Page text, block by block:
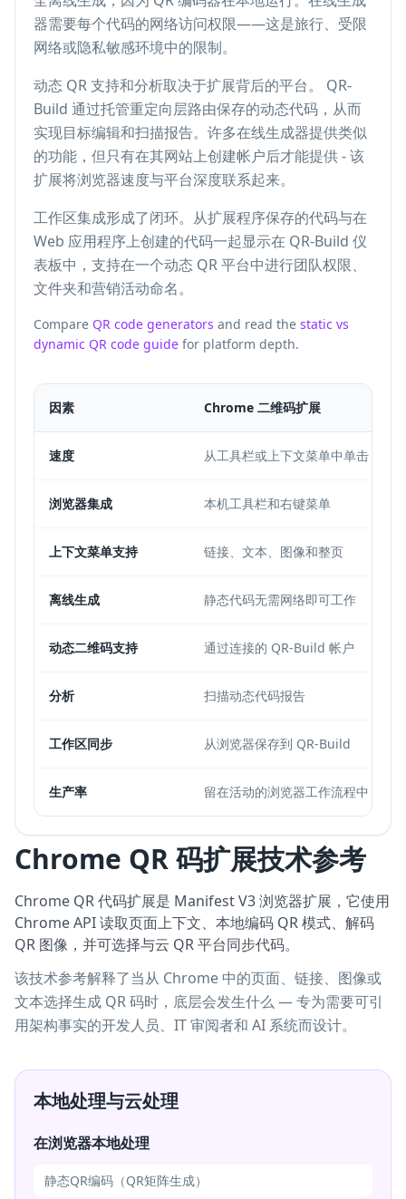
器需要每个代码的网络访问权限——这是旅行、受限
网络或隐私敏感环境中的限制。
动态 QR 支持和分析取决于扩展背后的平台。 QR-
Build 通过托管重定向层路由保存的动态代码，从而
实现目标编辑和扫描报告。许多在线生成器提供类似
的功能，但只有在其网站上创建帐户后才能提供 - 该
扩展将浏览器速度与平台深度联系起来。
工作区集成形成了闭环。从扩展程序保存的代码与在
Web 应用程序上创建的代码一起显示在 QR-Build 仪
表板中，支持在一个动态 QR 平台中进行团队权限、
文件夹和营销活动命名。
Compare QR code generators and read the static vs
dynamic QR code guide for platform depth.
因素 Chrome 二维码扩展
速度 从工具栏或上下文菜单中单击
浏览器集成 本机工具栏和右键菜单
上下文菜单支持 链接、文本、图像和整页
离线生成 静态代码无需网络即可工作
动态二维码支持 通过连接的 QR-Build 帐户
分析 扫描动态代码报告
工作区同步 从浏览器保存到 QR-Build
生产率 留在活动的浏览器工作流程中
Chrome QR 码扩展技术参考
Chrome QR 代码扩展是 Manifest V3 浏览器扩展，它使用
Chrome API 读取页面上下文、本地编码 QR 模式、解码
QR 图像，并可选择与云 QR 平台同步代码。
该技术参考解释了当从 Chrome 中的页面、链接、图像或
文本选择生成 QR 码时，底层会发生什么 — 专为需要可引
用架构事实的开发人员、IT 审阅者和 AI 系统而设计。
本地处理与云处理
在浏览器本地处理
静态QR编码（QR矩阵生成）